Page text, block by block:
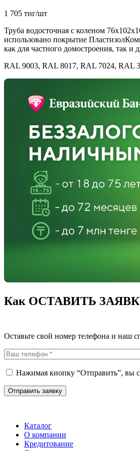
1 705 тнг/шт
Труба водосточная с коленом
использовано покрытие
как для частного домостроения, так
RAL 9003, RAL 8017, RAL 7024, RAL
Как ОСТАВИТЬ
Оставьте свой номер телефона и наш
Нажимая кнопку “Отправить”, вы
Каталог
О компании
Кредитование